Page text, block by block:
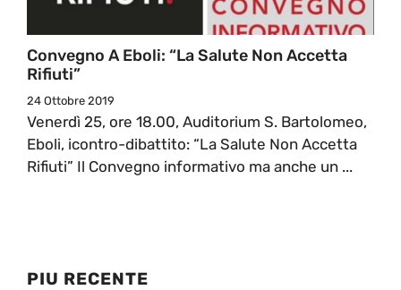
Convegno A Eboli: “La Salute Non Accetta
Rifiuti”
24 Ottobre 2019
Venerdì 25, ore 18.00, Auditorium S. Bartolomeo,
Eboli, icontro-dibattito: “La Salute Non Accetta
Rifiuti” Il Convegno informativo ma anche un ...
PIU RECENTE